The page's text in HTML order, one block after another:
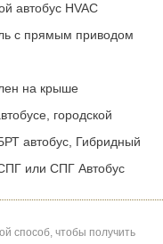
автобус HVAC
с прямым приводом
на крыше
городской
автобус, Гибридный
или СПГ Автобус
способ, чтобы получить